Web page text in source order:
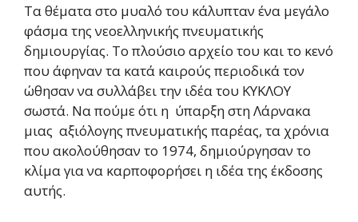
Τα θέματα στο μυαλό του κάλυπταν ένα μεγάλο
φάσμα της νεοελληνικής πνευματικής
δημιουργίας. Το πλούσιο αρχείο του και το κενό
που άφηναν τα κατά καιρούς περιοδικά τον
ώθησαν να συλλάβει την ιδέα του ΚΥΚΛΟΥ
σωστά. Να πούμε ότι η ύπαρξη στη Λάρνακα
μιας αξιόλογης πνευματικής παρέας, τα χρόνια
που ακολούθησαν το 1974, δημιούργησαν το
κλίμα για να καρποφορήσει η ιδέα της έκδοσης
αυτής.